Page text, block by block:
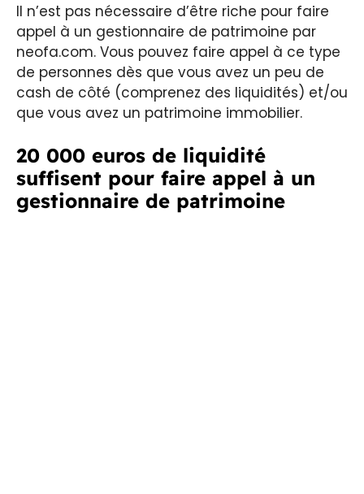
Il n’est pas nécessaire d’être riche pour faire
appel à un gestionnaire de patrimoine par
neofa.com. Vous pouvez faire appel à ce type
de personnes dès que vous avez un peu de
cash de côté (comprenez des liquidités) et/ou
que vous avez un patrimoine immobilier.
20 000 euros de liquidité
suffisent pour faire appel à un
gestionnaire de patrimoine